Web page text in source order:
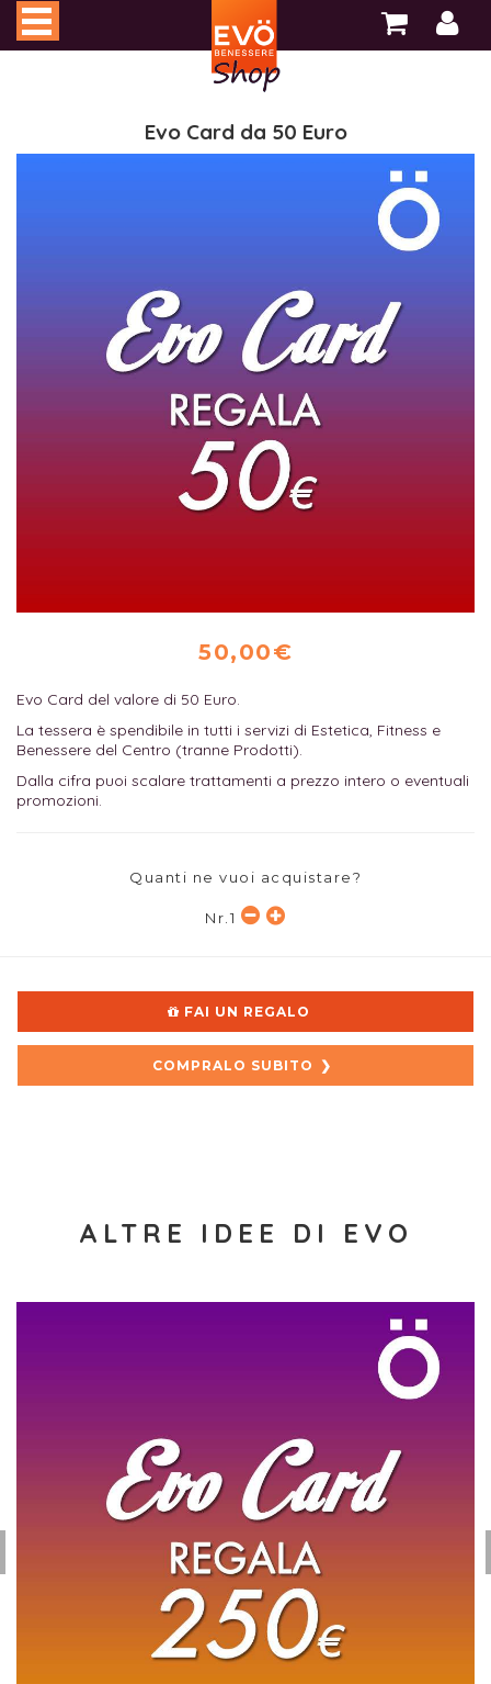
Evo Card da 50 Euro
50,00€
Evo Card del valore di 50 Euro.
La tessera è spendibile in tutti i servizi di Estetica, Fitness e
Benessere del Centro (tranne Prodotti).
Dalla cifra puoi scalare trattamenti a prezzo intero o eventuali
promozioni.
Quanti ne vuoi acquistare?
Nr. 1
FAI UN REGALO
COMPRALO SUBITO
ALTRE IDEE DI EVO